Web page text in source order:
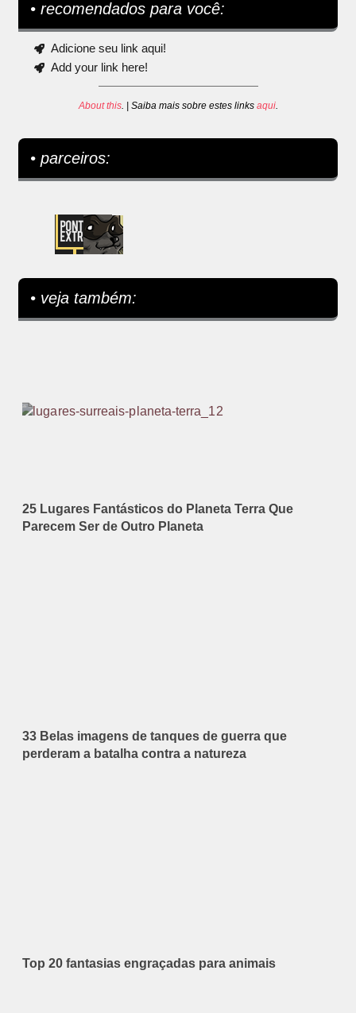
• recomendados para você:
Adicione seu link aqui!
Add your link here!
About this. | Saiba mais sobre estes links aqui.
• parceiros:
• veja também:
25 Lugares Fantásticos do Planeta Terra Que
Parecem Ser de Outro Planeta
33 Belas imagens de tanques de guerra que
perderam a batalha contra a natureza
Top 20 fantasias engraçadas para animais